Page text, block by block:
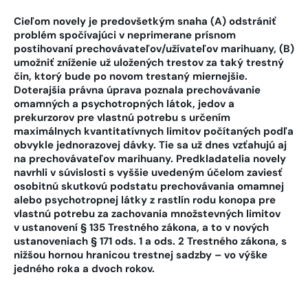
Cieľom novely je predovšetkým snaha (A) odstrániť
problém spočívajúci v neprimerane prísnom
postihovaní prechovávateľov/užívateľov marihuany, (B)
umožniť zníženie už uložených trestov za taký trestný
čin, ktorý bude po novom trestaný miernejšie.
Doterajšia právna úprava poznala prechovávanie
omamných a psychotropných látok, jedov a
prekurzorov pre vlastnú potrebu s určením
maximálnych kvantitatívnych limitov počítaných podľa
obvykle jednorazovej dávky. Tie sa už dnes vzťahujú aj
na prechovávateľov marihuany. Predkladatelia novely
navrhli v súvislosti s vyššie uvedeným účelom zaviesť
osobitnú skutkovú podstatu prechovávania omamnej
alebo psychotropnej látky z rastlín rodu konopa pre
vlastnú potrebu za zachovania množstevných limitov
v ustanovení § 135 Trestného zákona, a to v nových
ustanoveniach § 171 ods. 1 a ods. 2 Trestného zákona, s
nižšou hornou hranicou trestnej sadzby – vo výške
jedného roka a dvoch rokov.